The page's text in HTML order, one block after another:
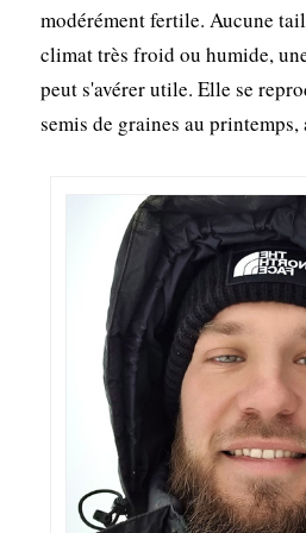
modérément fertile. Aucune
climat très froid ou humide,
peut s'avérer utile. Elle se
semis de graines au